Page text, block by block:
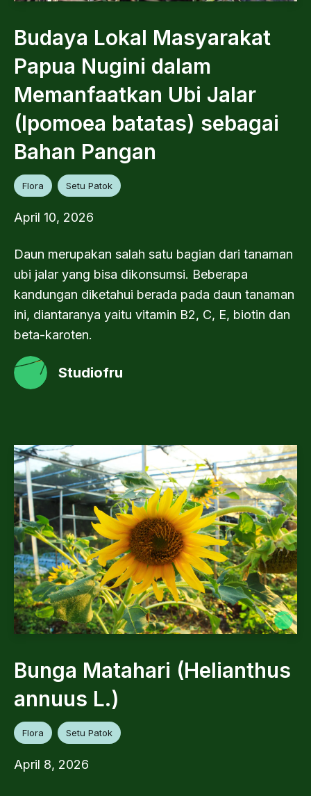
Budaya Lokal Masyarakat
Papua Nugini dalam
Memanfaatkan Ubi Jalar
(Ipomoea batatas) sebagai
Bahan Pangan
Flora Setu Patok
April 10, 2026
Daun merupakan salah satu bagian dari tanaman
ubi jalar yang bisa dikonsumsi. Beberapa
kandungan diketahui berada pada daun tanaman
ini, diantaranya yaitu vitamin B2, C, E, biotin dan
beta-karoten.
Studiofru
Bunga Matahari (Helianthus
annuus L.)
Flora Setu Patok
April 8, 2026